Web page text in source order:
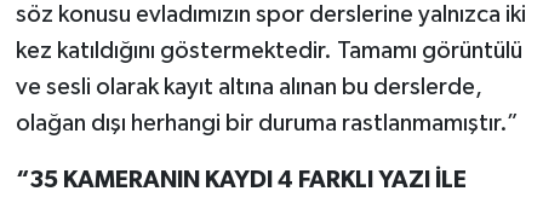
söz konusu evladımızın spor derslerine yalnızca iki
kez katıldığını göstermektedir. Tamamı görüntülü
ve sesli olarak kayıt altına alınan bu derslerde,
olağan dışı herhangi bir duruma rastlanmamıştır.”
“35 KAMERANIN KAYDI 4 FARKLI YAZI İLE